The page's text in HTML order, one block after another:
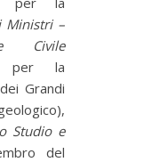
Ministri –
Civile
per la
Grandi
Studio e
del